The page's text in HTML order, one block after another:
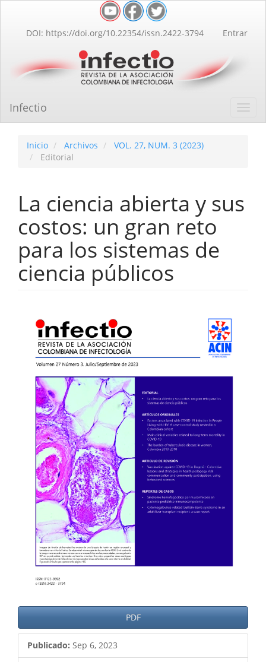
Contenido
principal
lateral
DOI: https://doi.org/10.22354/issn.2422-3794 Entrar
Infectio
Inicio Archivos
VOL. 27, NUM. 3 (2023)
Editorial
La ciencia abierta y sus
costos: un gran reto
para los sistemas de
ciencia públicos
lateral
del
artículo
PDF
Publicado: Sep 6, 2023